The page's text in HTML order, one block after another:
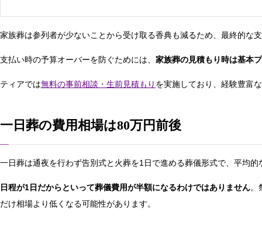
家族葬は参列者が少ないことから受け取る香典も減るため、最終的な
支払い時の予算オーバーを防ぐためには、 家族葬の見積もり時は基本
ティアでは無料の事前相談・生前見積もり を実施しており、経験豊富
一日葬の費用相場は80万円前後
一日葬は通夜を行わず告別式と火葬を1日で進める葬儀形式で、平均
日程が1日だからといって葬儀費用が半額になるわけではありません。
だけ相場より低くなる可能性があります。